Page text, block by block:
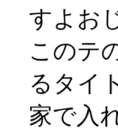
すよお
このテ
るタイ
家で入